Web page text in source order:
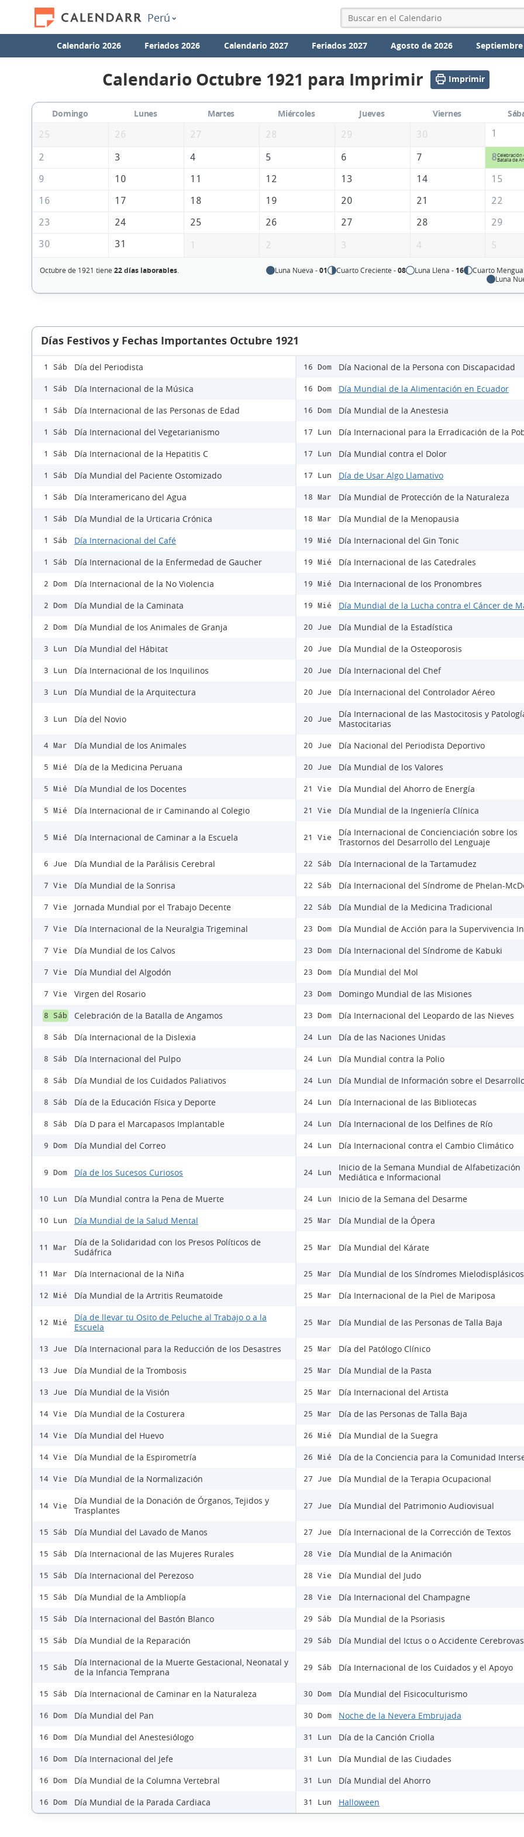
Perú
Calendario 2026 Feriados 2026 Calendario 2027 Feriados 2027 Agosto de 2026
Calendario Octubre 1921 para Imprimir Imprimir
Domingo Lunes Martes Miércoles Jueves Viernes
25
26 27 28 29 30 1
2 3 4 5 6 7 8Celebración
Batalla de
9 10 11 12 13 14
15
16
17 18 19 20 21
22
23
24 25 26 27 28
29
30
31 1 2 3 4 5
Octubre de 1921 tiene 22 días laborables. Luna Nueva -01 Cuarto Creciente -08 Luna Llena - 16
Cuarto
Luna
Días Festivos y Fechas Importantes Octubre 1921
1 Sáb Día del Periodista
1 Sáb Día Internacional de la Música
1 Sáb Día Internacional de las Personas de Edad
1 Sáb Día Internacional del Vegetarianismo
1 Sáb Día Internacional de la Hepatitis C
1 Sáb Día Mundial del Paciente Ostomizado
1 Sáb Día Interamericano del Agua
1 Sáb Día Mundial de la Urticaria Crónica
1 Sáb Día Internacional del Café
1 Sáb Día Internacional de la Enfermedad de Gaucher
2 Dom Día Internacional de la No Violencia
2 Dom Día Mundial de la Caminata
2 Dom Día Mundial de los Animales de Granja
3 Lun Día Mundial del Hábitat
3 Lun Día Internacional de los Inquilinos
3 Lun Día Mundial de la Arquitectura
3 Lun Día del Novio
4 Mar Día Mundial de los Animales
5 Mié Día de la Medicina Peruana
5 Mié Día Mundial de los Docentes
5 Mié Día Internacional de ir Caminando al Colegio
5 Mié Día Internacional de Caminar a la Escuela
6 Jue Día Mundial de la Parálisis Cerebral
7 Vie Día Mundial de la Sonrisa
7 Vie Jornada Mundial por el Trabajo Decente
7 Vie Día Internacional de la Neuralgia Trigeminal
7 Vie Día Mundial de los Calvos
7 Vie Día Mundial del Algodón
7 Vie Virgen del Rosario
8 Sáb Celebración de la Batalla de Angamos
8 Sáb Día Internacional de la Dislexia
8 Sáb Día Internacional del Pulpo
8 Sáb Día Mundial de los Cuidados Paliativos
8 Sáb Día de la Educación Física y Deporte
8 Sáb Día D para el Marcapasos Implantable
9 Dom Día Mundial del Correo
9 Dom Día de los Sucesos Curiosos
10 Lun Día Mundial contra la Pena de Muerte
10 Lun Día Mundial de la Salud Mental
11 Mar
Día de la Solidaridad con los Presos Políticos de
Sudáfrica
11 Mar Día Internacional de la Niña
12 Mié Día Mundial de la Artritis Reumatoide
12 Mié
Día de llevar tu Osito de Peluche al Trabajo o a la
Escuela
13 Jue Día Internacional para la Reducción de los Desastres
13 Jue Día Mundial de la Trombosis
13 Jue Día Mundial de la Visión
14 Vie Día Mundial de la Costurera
14 Vie Día Mundial del Huevo
14 Vie Día Mundial de la Espirometría
14 Vie Día Mundial de la Normalización
14 Vie
Día Mundial de la Donación de Órganos, Tejidos y
Trasplantes
15 Sáb Día Mundial del Lavado de Manos
15 Sáb Día Internacional de las Mujeres Rurales
15 Sáb Día Internacional del Perezoso
15 Sáb Día Mundial de la Ambliopía
15 Sáb Día Internacional del Bastón Blanco
15 Sáb Día Mundial de la Reparación
15 Sáb
Día Internacional de la Muerte Gestacional, Neonatal y
de la Infancia Temprana
15 Sáb Día Internacional de Caminar en la Naturaleza
16 Dom Día Mundial del Pan
16 Dom Día Mundial del Anestesiólogo
16 Dom Día Internacional del Jefe
16 Dom Día Mundial de la Columna Vertebral
16 Dom Día Mundial de la Parada Cardiaca
16 Dom Día Nacional de la Persona con Discapacidad
16 Dom Día Mundial de la Alimentación en Ecuador
16 Dom Día Mundial de la Anestesia
17 Lun Día Internacional para la Erradicación de la
17 Lun Día Mundial contra el Dolor
17 Lun Día de Usar Algo Llamativo
18 Mar Día Mundial de Protección de la Naturaleza
18 Mar Día Mundial de la Menopausia
19 Mié Día Internacional del Gin Tonic
19 Mié Día Internacional de las Catedrales
19 Mié Dia Internacional de los Pronombres
19 Mié Día Mundial de la Lucha contra el Cáncer de
20 Jue Día Mundial de la Estadística
20 Jue Día Mundial de la Osteoporosis
20 Jue Día Internacional del Chef
20 Jue Día Internacional del Controlador Aéreo
20 Jue
Día Internacional de las Mastocitosis y
Mastocitarias
20 Jue Día Nacional del Periodista Deportivo
20 Jue Día Mundial de los Valores
21 Vie Día Mundial del Ahorro de Energía
21 Vie Día Mundial de la Ingeniería Clínica
21 Vie
Día Internacional de Concienciación sobre los
Trastornos del Desarrollo del Lenguaje
22 Sáb Día Internacional de la Tartamudez
22 Sáb Día Internacional del Síndrome de Phelan-
22 Sáb Día Mundial de la Medicina Tradicional
23 Dom Día Mundial de Acción para la Supervivencia
23 Dom Día Internacional del Síndrome de Kabuki
23 Dom Día Mundial del Mol
23 Dom Domingo Mundial de las Misiones
23 Dom Día Internacional del Leopardo de las Nieves
24 Lun Día de las Naciones Unidas
24 Lun Día Mundial contra la Polio
24 Lun Día Mundial de Información sobre el
24 Lun Día Internacional de las Bibliotecas
24 Lun Día Internacional de los Delfines de Río
24 Lun Día Internacional contra el Cambio Climático
24 Lun
Inicio de la Semana Mundial de Alfabetización
Mediática e Informacional
24 Lun Inicio de la Semana del Desarme
25 Mar Día Mundial de la Ópera
25 Mar Día Mundial del Kárate
25 Mar Día Mundial de los Síndromes Mielodisplásicos
25 Mar Día Internacional de la Piel de Mariposa
25 Mar Día Mundial de las Personas de Talla Baja
25 Mar Día del Patólogo Clínico
25 Mar Día Mundial de la Pasta
25 Mar Día Internacional del Artista
25 Mar Día de las Personas de Talla Baja
26 Mié Día Mundial de la Suegra
26 Mié Día de la Conciencia para la Comunidad
27 Jue Día Mundial de la Terapia Ocupacional
27 Jue Día Mundial del Patrimonio Audiovisual
27 Jue Día Internacional de la Corrección de Textos
28 Vie Día Mundial de la Animación
28 Vie Día Mundial del Judo
28 Vie Día Internacional del Champagne
29 Sáb Día Mundial de la Psoriasis
29 Sáb Día Mundial del Ictus o o Accidente
29 Sáb Día Internacional de los Cuidados y el Apoyo
30 Dom Día Mundial del Fisicoculturismo
30 Dom Noche de la Nevera Embrujada
31 Lun Día de la Canción Criolla
31 Lun Día Mundial de las Ciudades
31 Lun Día Mundial del Ahorro
31 Lun Halloween